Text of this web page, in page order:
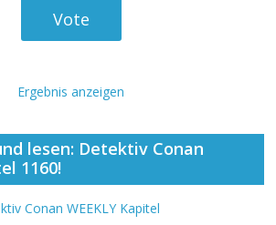
Ergebnis anzeigen
lesen: Detektiv Conan
1160!